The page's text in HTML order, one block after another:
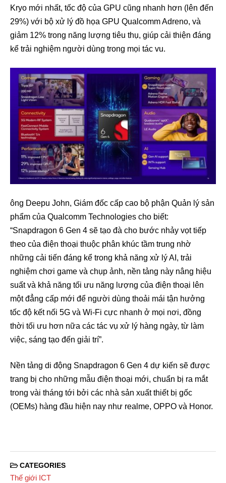
Kryo mới nhất, tốc độ của GPU cũng nhanh hơn (lên đến
29%) với bộ xử lý đồ họa GPU Qualcomm Adreno, và
giảm 12% trong năng lượng tiêu thụ, giúp cải thiện đáng
kể trải nghiệm người dùng trong mọi tác vu.
ông Deepu John, Giám đốc cấp cao bộ phận Quản lý sản
phẩm của Qualcomm Technologies cho biết:
“Snapdragon 6 Gen 4 sẽ tạo đà cho bước nhảy vọt tiếp
theo của điện thoại thuộc phân khúc tầm trung nhờ
những cải tiến đáng kể trong khả năng xử lý AI, trải
nghiệm chơi game và chụp ảnh, nền tảng này nâng hiệu
suất và khả năng tối ưu năng lượng của điện thoại lên
một đẳng cấp mới để người dùng thoải mái tận hưởng
tốc độ kết nối 5G và Wi-Fi cực nhanh ở mọi nơi, đồng
thời tối ưu hơn nữa các tác vụ xử lý hàng ngày, từ làm
việc, sáng tạo đến giải trí”.
Nền tảng di động Snapdragon 6 Gen 4 dự kiến sẽ được
trang bị cho những mẫu điện thoại mới, chuẩn bị ra mắt
trong vài tháng tới bởi các nhà sản xuất thiết bị gốc
(OEMs) hàng đầu hiện nay như realme, OPPO và Honor.
CATEGORIES
Thế giới ICT